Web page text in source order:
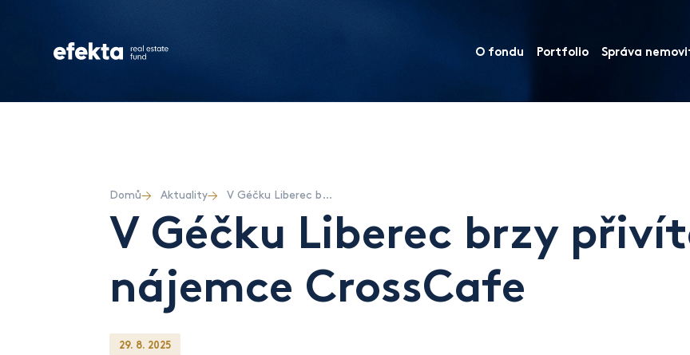
O fondu Portfolio Správa
Domů Aktuality V Géčku Liberec brzy přivítáme nového nájemce CrossCafe
V Géčku Liberec brzy
nájemce CrossCafe
29. 8. 2025